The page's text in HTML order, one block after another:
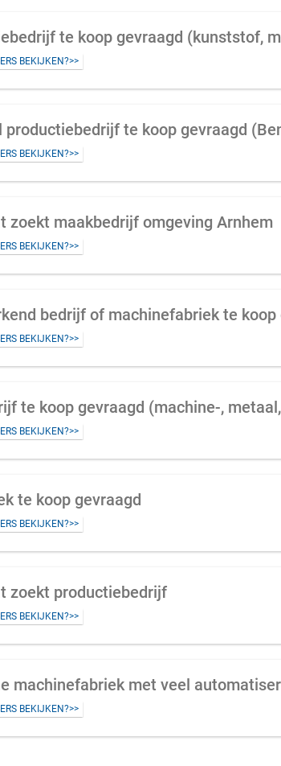
BEKIJKEN?>>
te koop gevraagd
BEKIJKEN?>>
zoekt maakbedrijf omgeving Arnhem
BEKIJKEN?>>
bedrijf of machinefabriek te koop
BEKIJKEN?>>
te koop gevraagd (machine-,
BEKIJKEN?>>
te koop gevraagd
BEKIJKEN?>>
zoekt productiebedrijf
BEKIJKEN?>>
machinefabriek met veel
BEKIJKEN?>>